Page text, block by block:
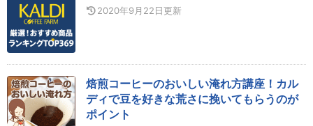
2020年9月22日更新
焙煎コーヒーのおいしい淹れ方講座！カル
ディで豆を好きな荒さに挽いてもらうのが
ポイント